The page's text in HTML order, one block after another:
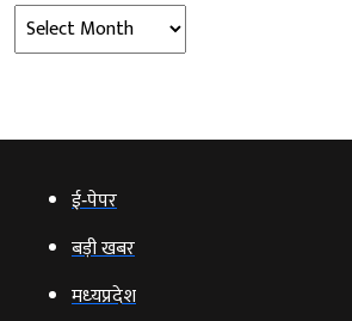
Archives
ई‑पेपर
बड़ी खबर
मध्‍यप्रदेश